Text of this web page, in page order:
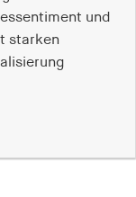
und
starken